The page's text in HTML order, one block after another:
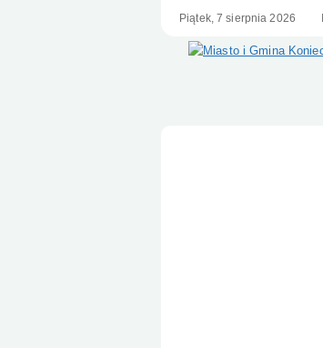
Piątek,7sierpnia 2026